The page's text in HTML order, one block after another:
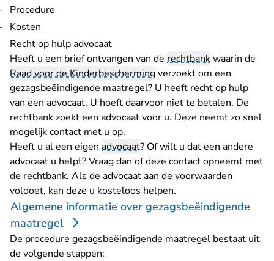
Procedure
Kosten
Recht op hulp advocaat
Heeft u een brief ontvangen van de rechtbankwaarin de
Raad voor de Kinderbeschermingverzoekt om een
gezagsbeëindigende maatregel? U heeft recht op hulp
van een advocaat. U hoeft daarvoor niet te betalen. De
rechtbank zoekt een advocaat voor u. Deze neemt zo snel
mogelijk contact met u op.
Heeft u al een eigen advocaat? Of wilt u dat een andere
advocaat u helpt? Vraag dan of deze contact opneemt met
de rechtbank. Als de advocaat aan de voorwaarden
voldoet, kan deze u kosteloos helpen.
Algemene informatie over gezagsbeëindigende
maatregel
De procedure gezagsbeëindigende maatregel bestaat uit
de volgende stappen: